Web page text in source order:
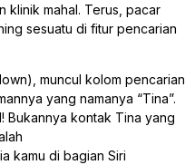
klinik mahal. Terus, pacar
sesuatu di fitur pencarian
muncul kolom pencarian
yang namanya “Tina”.
Bukannya kontak Tina yang
kamu di bagian Siri